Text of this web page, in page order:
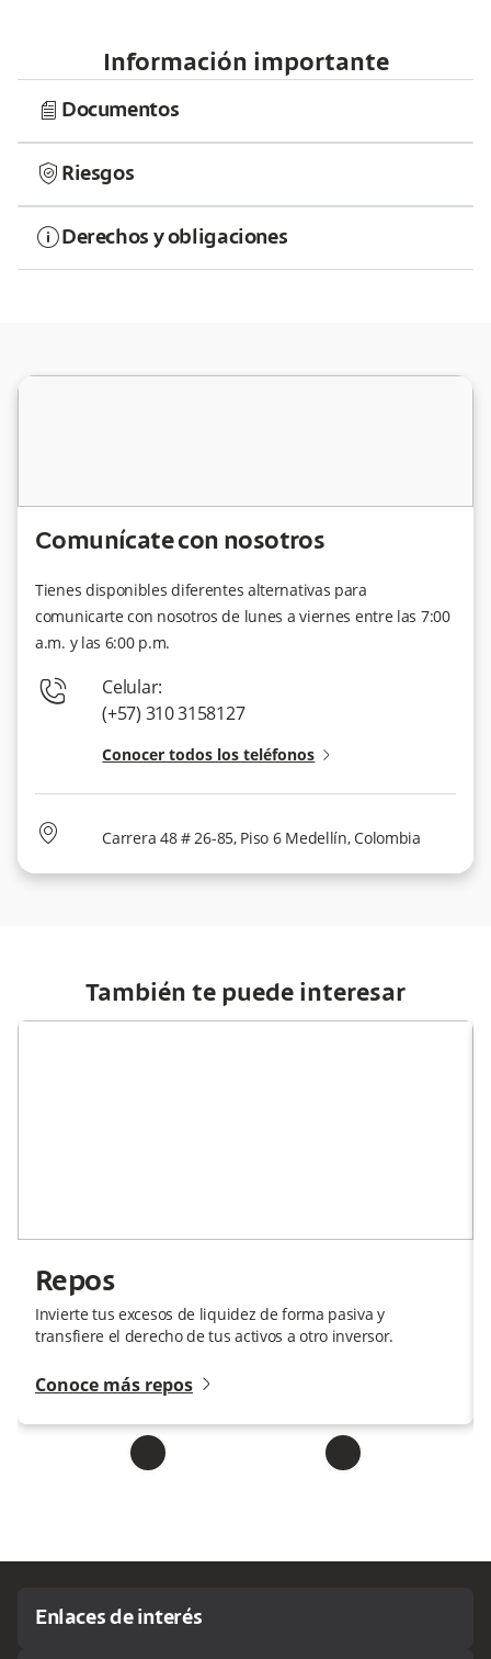
Información importante
document Documentos
shield Riesgos
informationDerechos y obligaciones
Comunícate con nosotros
Tienes disponibles diferentes alternativas para
comunicarte con nosotros de lunes a viernes entre las 7:00
a.m. y las 6:00 p.m.
phone-contact
Celular:
(+57) 310 3158127
Conocer todos los teléfonos angle-right-small
map-marker Carrera 48 # 26-85, Piso 6 Medellín, Colombia
También te puede interesar
Repos
Invierte tus excesos de liquidez de forma pasiva y
transfiere el derecho de tus activos a otro inversor.
Conoce más repos angle-right-small
Enlaces de interés